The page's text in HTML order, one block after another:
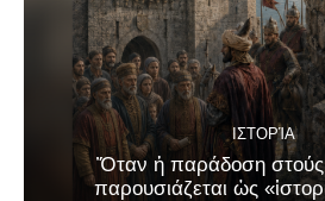
ΙΣΤΟΡΊΑ
Ὅταν ἡ παράδοση
παρουσιάζεται ὡς